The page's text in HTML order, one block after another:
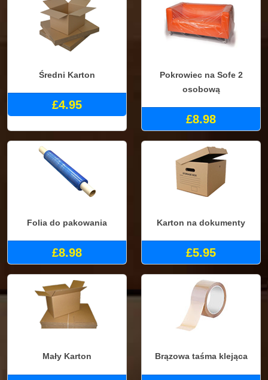
Średni Karton
£4.95
Pokrowiec na Sofe 2
osobową
£8.98
Folia do pakowania
£8.98
Karton na dokumenty
£5.95
Mały Karton Brązowa taśma klejąca